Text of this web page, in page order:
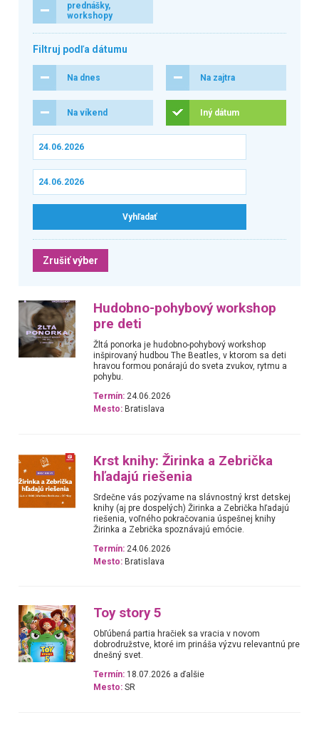
prednášky,
workshopy
Filtruj podľa dátumu
Na dnes Na zajtra
Na víkend Iný dátum
Zrušiť výber
Hudobno-pohybový workshop
pre deti
Žltá ponorka je hudobno-pohybový workshop
inšpirovaný hudbou The Beatles, v ktorom sa deti
hravou formou ponárajú do sveta zvukov, rytmu a
pohybu.
Termín: 24.06.2026
Mesto: Bratislava
Krst knihy: Žirinka a Zebrička
hľadajú riešenia
Srdečne vás pozývame na slávnostný krst detskej
knihy (aj pre dospelých) Žirinka a Zebrička hľadajú
riešenia, voľného pokračovania úspešnej knihy
Žirinka a Zebrička spoznávajú emócie.
Termín: 24.06.2026
Mesto: Bratislava
Toy story 5
Obľúbená partia hračiek sa vracia v novom
dobrodružstve, ktoré im prináša výzvu relevantnú pre
dnešný svet.
Termín: 18.07.2026 a ďalšie
Mesto: SR